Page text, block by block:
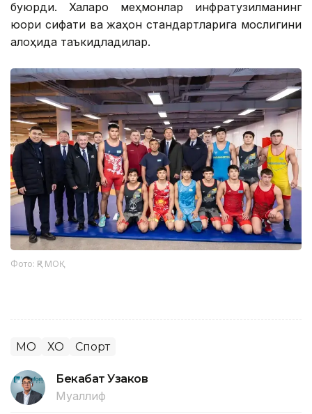
буюрди. Халқаро меҳмонлар инфратузилманинг
юқори сифати ва жаҳон стандартларига мослигини
алоҳида таъкидладилар.
Фото: ҚР МОҚ
МОҚ ХОҚ Спорт
Бекабат Узаков
Муаллиф